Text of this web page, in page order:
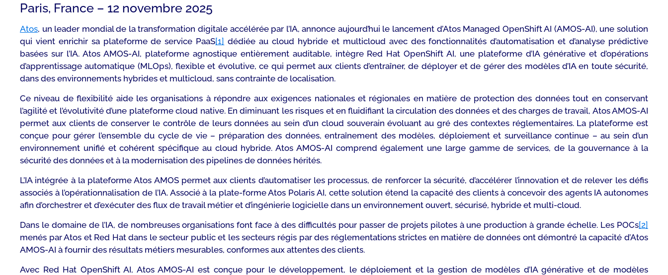
Paris, France – 12 novembre 2025
Atos, un leader mondial de la transformation digitale accélérée par l’IA, annonce aujourd’hui le lancement d’Atos Managed OpenShift AI (AMOS-AI), une solution
qui vient enrichir sa plateforme de service PaaS[1] dédiée au cloud hybride et multicloud avec des fonctionnalités d’automatisation et d’analyse prédictive
basées sur l’IA. Atos AMOS-AI, plateforme agnostique entièrement auditable, intègre Red Hat OpenShift AI, une plateforme d’IA générative et d’opérations
d’apprentissage automatique (MLOps), flexible et évolutive, ce qui permet aux clients d’entraîner, de déployer et de gérer des modèles d’IA en toute sécurité,
dans des environnements hybrides et multicloud, sans contrainte de localisation.
Ce niveau de flexibilité aide les organisations à répondre aux exigences nationales et régionales en matière de protection des données tout en conservant
l’agilité et l’évolutivité d’une plateformecloud native. En diminuant les risques et en fluidifiant la circulation des données et des charges de travail, Atos AMOS-AI
permet aux clients de conserver le contrôle de leurs données au sein d’un cloud souverain évoluant au gré des contextes réglementaires. La plateforme est
conçue pour gérer l’ensemble du cycle de vie – préparation des données, entraînement des modèles, déploiement et surveillance continue – au sein d’un
environnement unifié et cohérent spécifique au cloud hybride. Atos AMOS-AI comprend également une large gamme de services, de la gouvernance à la
sécurité des données et à la modernisation des pipelines de données hérités.
L’IA intégrée à la plateforme Atos AMOS permet aux clients d’automatiser les processus, de renforcer la sécurité, d’accélérer l’innovation et de relever les défis
associés à l’opérationnalisation de l’IA. Associé à la plate-forme Atos Polaris AI, cette solution étend la capacité des clients à concevoir des agents IA autonomes
afin d’orchestrer et d’exécuter des flux de travail métier et d’ingénierie logicielle dans un environnement ouvert, sécurisé, hybride et multi-cloud.
Dans le domaine de l’IA, de nombreuses organisations font face à des difficultés pour passer de projets pilotes à une production à grande échelle. Les POCs[2]
menés par Atos et Red Hat dans le secteur public et les secteurs régis par des réglementations strictes en matière de données ont démontré la capacité d’Atos
AMOS-AI à fournir des résultats métiers mesurables, conformes aux attentes des clients.
Avec Red Hat OpenShift AI, Atos AMOS-AI est conçue pour le développement, le déploiement et la gestion de modèles d’IA générative et de modèles